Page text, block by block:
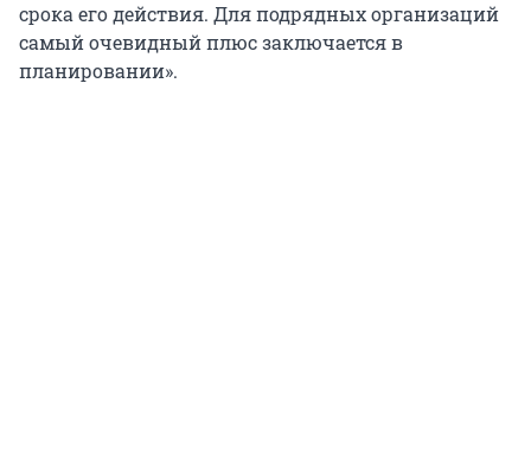
срока его действия. Для подрядных организаций
самый очевидный плюс заключается в
планировании».